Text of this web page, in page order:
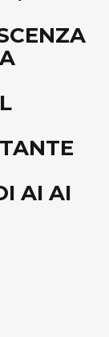
AI AI